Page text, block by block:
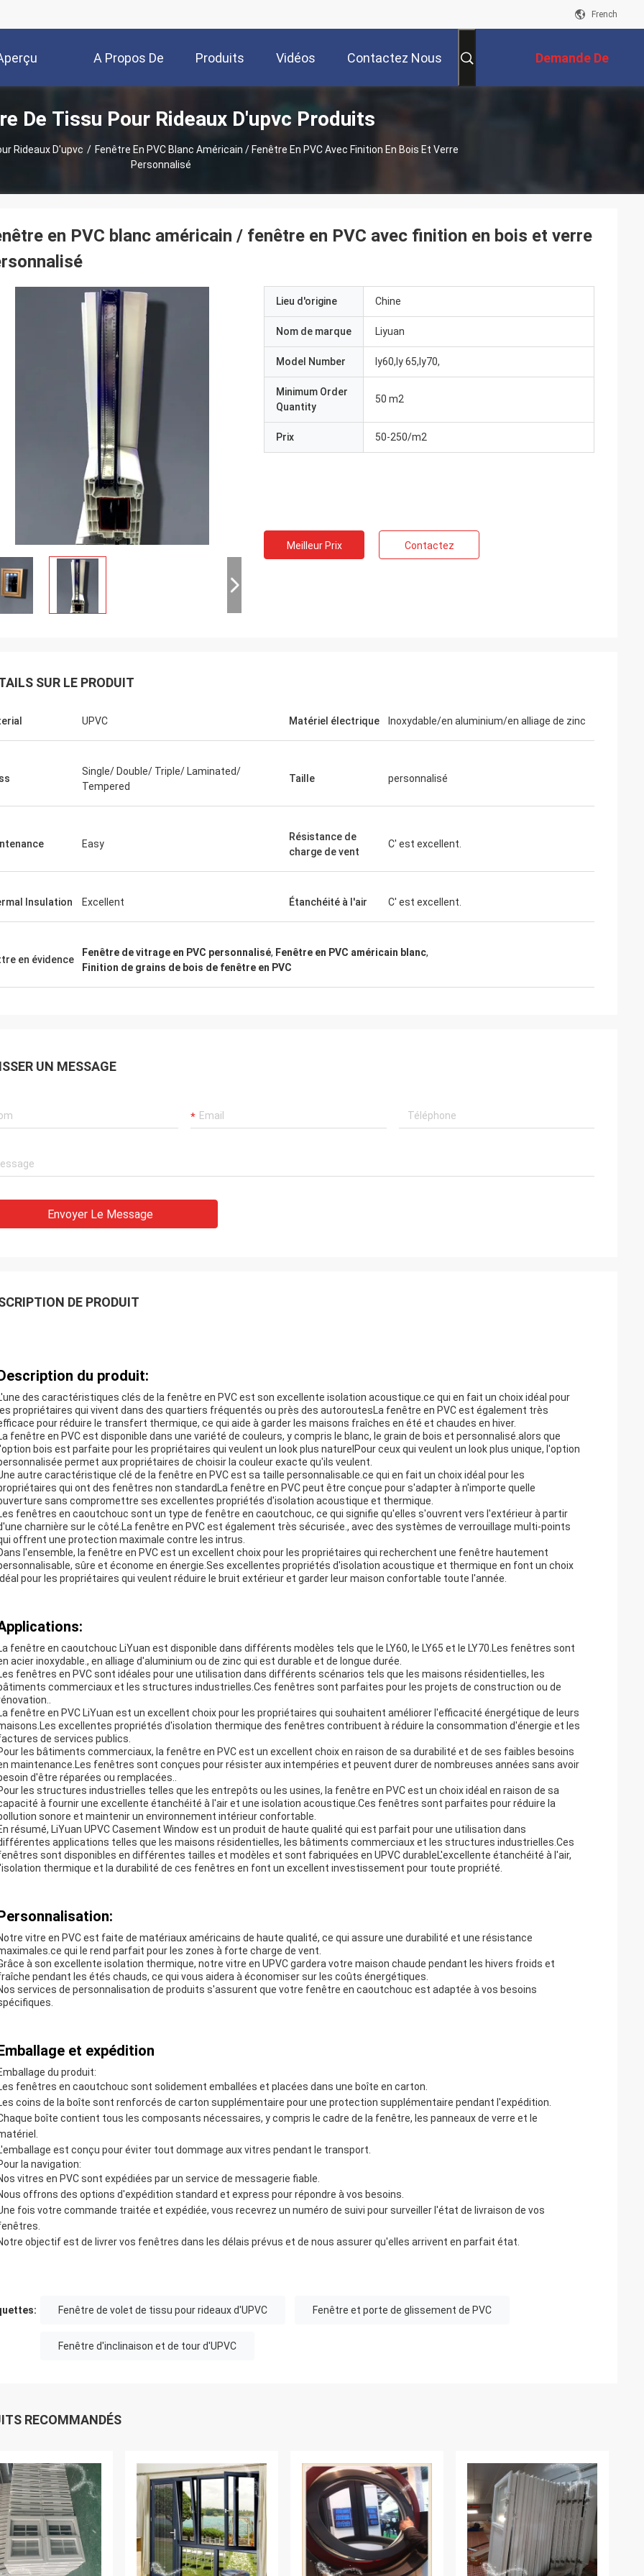
French
A Propos De
Nous
Produits Vidéos Contactez Nous Demande De
Soumission
De Tissu Pour Rideaux D'upvc Produits
Rideaux D'upvc / Fenêtre En PVC Blanc Américain / Fenêtre En PVC Avec Finition En Bois Et Verre
Personnalisé
en PVC blanc américain / fenêtre en PVC avec finition en bois et verre
Lieu d'origine Chine
Nom de marque Liyuan
Model Number ly60,ly 65,ly70,
Minimum Order
Quantity
50 m2
Prix 50-250/m2
Meilleur Prix Contactez
SUR LE PRODUIT
UPVC Matériel électrique Inoxydable/en aluminium/en alliage de zinc
Single/ Double/ Triple/ Laminated/
Tempered
Taille personnalisé
Easy
Résistance de
charge de vent
C' est excellent.
Insulation Excellent Étanchéité à l'air C' est excellent.
en évidence
Fenêtre de vitrage en PVC personnalisé, Fenêtre en PVC américain blanc,
Finition de grains de bois de fenêtre en PVC
UN MESSAGE
Envoyer Le Message
DE PRODUIT
du produit:
des caractéristiques clés de la fenêtre en PVC est son excellente isolation acoustique.ce qui en fait un choix idéal pour
propriétaires qui vivent dans des quartiers fréquentés ou près des autoroutesLa fenêtre en PVC est également très
pour réduire le transfert thermique, ce qui aide à garder les maisons fraîches en été et chaudes en hiver.
fenêtre en PVC est disponible dans une variété de couleurs, y compris le blanc, le grain de bois et personnalisé.alors que
bois est parfaite pour les propriétaires qui veulent un look plus naturelPour ceux qui veulent un look plus unique, l'option
permet aux propriétaires de choisir la couleur exacte qu'ils veulent.
autre caractéristique clé de la fenêtre en PVC est sa taille personnalisable.ce qui en fait un choix idéal pour les
qui ont des fenêtres non standardLa fenêtre en PVC peut être conçue pour s'adapter à n'importe quelle
sans compromettre ses excellentes propriétés d'isolation acoustique et thermique.
fenêtres en caoutchouc sont un type de fenêtre en caoutchouc, ce qui signifie qu'elles s'ouvrent vers l'extérieur à partir
charnière sur le côté.La fenêtre en PVC est également très sécurisée., avec des systèmes de verrouillage multi-points
offrent une protection maximale contre les intrus.
l'ensemble, la fenêtre en PVC est un excellent choix pour les propriétaires qui recherchent une fenêtre hautement
sûre et économe en énergie.Ses excellentes propriétés d'isolation acoustique et thermique en font un choix
pour les propriétaires qui veulent réduire le bruit extérieur et garder leur maison confortable toute l'année.
fenêtre en caoutchouc LiYuan est disponible dans différents modèles tels que le LY60, le LY65 et le LY70.Les fenêtres sont
acier inoxydable., en alliage d'aluminium ou de zinc qui est durable et de longue durée.
fenêtres en PVC sont idéales pour une utilisation dans différents scénarios tels que les maisons résidentielles, les
commerciaux et les structures industrielles.Ces fenêtres sont parfaites pour les projets de construction ou de
fenêtre en PVC LiYuan est un excellent choix pour les propriétaires qui souhaitent améliorer l'efficacité énergétique de leurs
excellentes propriétés d'isolation thermique des fenêtres contribuent à réduire la consommation d'énergie et les
de services publics.
les bâtiments commerciaux, la fenêtre en PVC est un excellent choix en raison de sa durabilité et de ses faibles besoins
maintenance.Les fenêtres sont conçues pour résister aux intempéries et peuvent durer de nombreuses années sans avoir
d'être réparées ou remplacées..
les structures industrielles telles que les entrepôts ou les usines, la fenêtre en PVC est un choix idéal en raison de sa
à fournir une excellente étanchéité à l'air et une isolation acoustique.Ces fenêtres sont parfaites pour réduire la
sonore et maintenir un environnement intérieur confortable.
résumé, LiYuan UPVC Casement Window est un produit de haute qualité qui est parfait pour une utilisation dans
applications telles que les maisons résidentielles, les bâtiments commerciaux et les structures industrielles.Ces
sont disponibles en différentes tailles et modèles et sont fabriquées en UPVC durableL'excellente étanchéité à l'air,
thermique et la durabilité de ces fenêtres en font un excellent investissement pour toute propriété.
vitre en PVC est faite de matériaux américains de haute qualité, ce qui assure une durabilité et une résistance
qui le rend parfait pour les zones à forte charge de vent.
à son excellente isolation thermique, notre vitre en UPVC gardera votre maison chaude pendant les hivers froids et
pendant les étés chauds, ce qui vous aidera à économiser sur les coûts énergétiques.
services de personnalisation de produits s'assurent que votre fenêtre en caoutchouc est adaptée à vos besoins
et expédition
du produit:
fenêtres en caoutchouc sont solidement emballées et placées dans une boîte en carton.
coins de la boîte sont renforcés de carton supplémentaire pour une protection supplémentaire pendant l'expédition.
boîte contient tous les composants nécessaires, y compris le cadre de la fenêtre, les panneaux de verre et le
est conçu pour éviter tout dommage aux vitres pendant le transport.
la navigation:
vitres en PVC sont expédiées par un service de messagerie fiable.
offrons des options d'expédition standard et express pour répondre à vos besoins.
fois votre commande traitée et expédiée, vous recevrez un numéro de suivi pour surveiller l'état de livraison de vos
objectif est de livrer vos fenêtres dans les délais prévus et de nous assurer qu'elles arrivent en parfait état.
Fenêtre de volet de tissu pour rideaux d'UPVC Fenêtre et porte de glissement de PVC
Fenêtre d'inclinaison et de tour d'UPVC
RECOMMANDÉS